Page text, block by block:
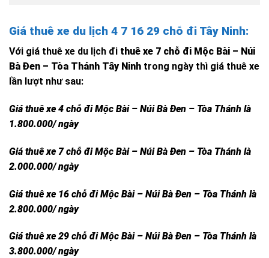
Giá thuê xe du lịch 4 7 16 29 chỗ đi Tây Ninh:
Với giá thuê xe du lịch đi thuê xe 7 chỗ đi Mộc Bài – Núi
Bà Đen – Tòa Thánh Tây Ninh trong ngày thì giá thuê xe
lần lượt như sau:
Giá thuê xe 4 chỗ đi Mộc Bài – Núi Bà Đen – Tòa Thánh là
1.800.000/ ngày
Giá thuê xe 7 chỗ đi Mộc Bài – Núi Bà Đen – Tòa Thánh là
2.000.000/ ngày
Giá thuê xe 16 chỗ đi Mộc Bài – Núi Bà Đen – Tòa Thánh là
2.800.000/ ngày
Giá thuê xe 29 chỗ đi Mộc Bài – Núi Bà Đen – Tòa Thánh là
3.800.000/ ngày